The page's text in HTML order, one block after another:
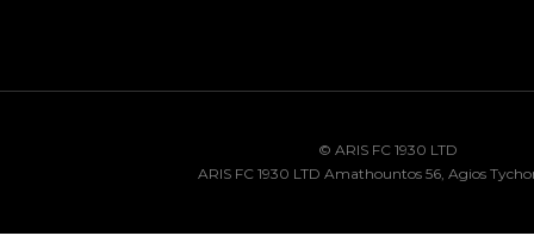
© ARIS FC 1930 LTD
ARIS FC 1930 LTD Amathountos 56, Agios